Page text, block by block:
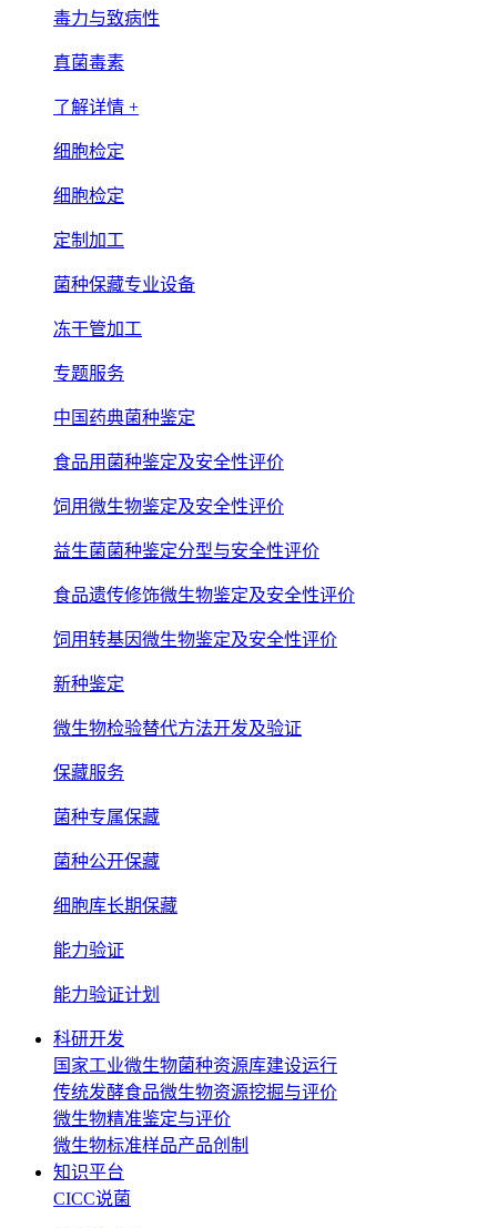
毒力与致病性
真菌毒素
了解详情 +
细胞检定
细胞检定
定制加工
菌种保藏专业设备
冻干管加工
专题服务
中国药典菌种鉴定
食品用菌种鉴定及安全性评价
饲用微生物鉴定及安全性评价
益生菌菌种鉴定分型与安全性评价
食品遗传修饰微生物鉴定及安全性评价
饲用转基因微生物鉴定及安全性评价
新种鉴定
微生物检验替代方法开发及验证
保藏服务
菌种专属保藏
菌种公开保藏
细胞库长期保藏
能力验证
能力验证计划
科研开发
国家工业微生物菌种资源库建设运行
传统发酵食品微生物资源挖掘与评价
微生物精准鉴定与评价
微生物标准样品产品创制
知识平台
CICC说菌